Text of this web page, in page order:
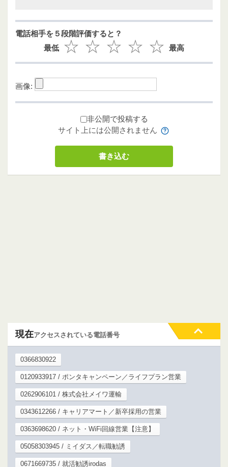
電話相手を５段階評価すると？
最低
最高
画像:
非公開で投稿する
サイト上には公開されません
現在アクセスされている電話番号
0366830922
0120933917 / ポンタキャンペーン／ライフプラン営業
0262906101 / 株式会社メイワ運輸
0343612266 / キャリアマート／新卒採用の営業
0363698620 / ネット・WiFi回線営業【注意】
05058303945 / ミイダス／転職勧誘
0671669735 / 就活勧誘irodas